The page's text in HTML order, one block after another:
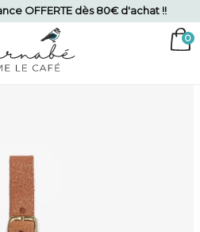
OFFERTE dès 80€ d'achat !!